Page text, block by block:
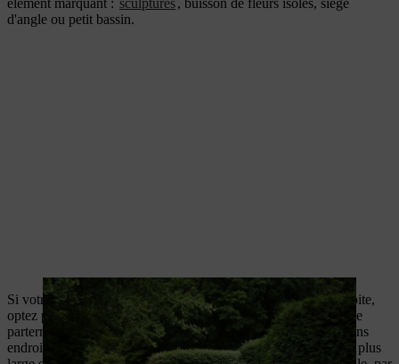
élément marquant : sculptures, buisson de fleurs isolés, siège
d'angle ou petit bassin.
Si votre jardin est long et étroit, évitez les chemins en ligne droite,
optez pour une allée sinueuse. Le chemin peut sinuer le long de
parterres de vivaces ou vous pouvez le border de haies à certains
endroits pour rompre la monotonie du tracé. Si votre jardin est plus